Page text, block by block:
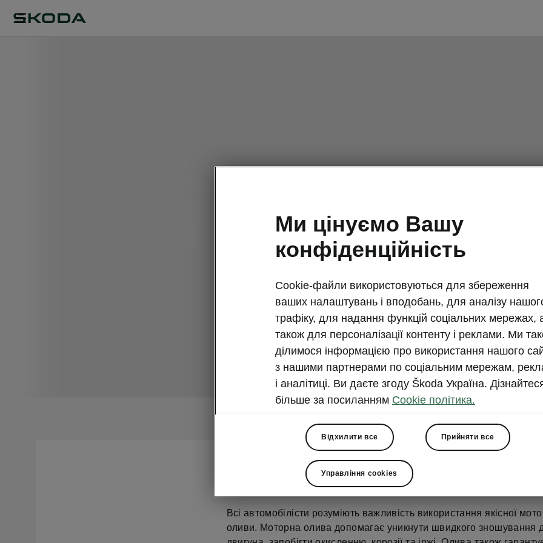
Продовження акції
впевненості»
2025-01-09T13:14:20.32+00:00
Знижки до 30% на оригінальні моторні оливи та
З 01 січня до 31 березня 2025 року
в дилерській мережі Škoda
знижки до 30%* на оригінальні моторні оливи та оливні фільтри
Всі автомобілісти розуміють важливість використання якісної
оливи. Моторна олива допомагає уникнути швидкого зношування
Ми цінуємо Вашу
конфіденційність
Cookie-файли використовуються для збереження
ваших налаштувань і вподобань, для аналізу
трафіку, для надання функцій соціальних мережах,
також для персоналізації контенту і реклами. Ми
ділимося інформацією про використання нашого
з нашими партнерами по соціальним мережам,
і аналітиці. Ви даєте згоду Škoda Україна.
більше за посиланням Cookie політика.
Відхилити все Прийняти все
Управління cookies